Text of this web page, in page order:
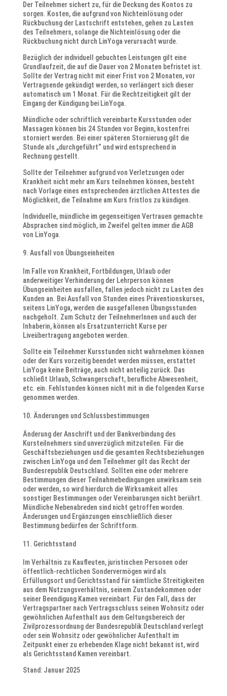
Der Teilnehmer sichert zu, für die Deckung des Kontos zu
sorgen. Kosten, die aufgrund von Nichteinlösung oder
Rückbuchung der Lastschrift entstehen, gehen zu Lasten
des Teilnehmers, solange die Nichteinlösung oder die
Rückbuchung nicht durch LinYoga verursacht wurde.
Bezüglich der individuell gebuchten Leistungen gilt eine
Grundlaufzeit, die auf die Dauer von 2 Monaten befristet ist.
Sollte der Vertrag nicht mit einer Frist von 2 Monaten, vor
Vertragsende gekündigt werden, so verlängert sich dieser
automatisch um 1 Monat. Für die Rechtzeitigkeit gilt der
Eingang der Kündigung bei LinYoga.
Mündliche oder schriftlich vereinbarte Kursstunden oder
Massagen können bis 24 Stunden vor Beginn, kostenfrei
storniert werden. Bei einer späteren Stornierung gilt die
Stunde als „durchgeführt“ und wird entsprechend in
Rechnung gestellt.
Sollte der Teilnehmer aufgrund von Verletzungen oder
Krankheit nicht mehr am Kurs teilnehmen können, besteht
nach Vorlage eines entsprechenden ärztlichen Attestes die
Möglichkeit, die Teilnahme am Kurs fristlos zu kündigen.
Individuelle, mündliche im gegenseitigen Vertrauen gemachte
Absprachen sind möglich, im Zweifel gelten immer die AGB
von LinYoga.
Ausfall von Übungseinheiten
Im Falle von Krankheit, Fortbildungen, Urlaub oder
anderweitiger Verhinderung der Lehrperson können
Übungseinheiten ausfallen, fallen jedoch nicht zu Lasten des
Kunden an. Bei Ausfall von Stunden eines Präventionskurses,
seitens LinYoga, werden die ausgefallenen Übungsstunden
nachgeholt. Zum Schutz der TeilnehmerInnen und auch der
Inhaberin, können als Ersatzunterricht Kurse per
Liveübertragung angeboten werden.
Sollte ein Teilnehmer Kursstunden nicht wahrnehmen können
oder der Kurs vorzeitig beendet werden müssen, erstattet
LinYoga keine Beiträge, auch nicht anteilig zurück. Das
schließt Urlaub, Schwangerschaft, berufliche Abwesenheit,
etc. ein. Fehlstunden können nicht mit in die folgenden Kurse
genommen werden.
Änderungen und Schlussbestimmungen
Änderung der Anschrift und der Bankverbindung des
Kursteilnehmers sind unverzüglich mitzuteilen. Für die
Geschäftsbeziehungen und die gesamten Rechtsbeziehungen
zwischen LinYoga und dem Teilnehmer gilt das Recht der
Bundesrepublik Deutschland. Sollten eine oder mehrere
Bestimmungen dieser Teilnahmebedingungen unwirksam sein
oder werden, so wird hierdurch die Wirksamkeit alles
sonstiger Bestimmungen oder Vereinbarungen nicht berührt.
Mündliche Nebenabreden sind nicht getroffen worden.
Änderungen und Ergänzungen einschließlich dieser
Bestimmung bedürfen der Schriftform.
Gerichtsstand
Im Verhältnis zu Kaufleuten, juristischen Personen oder
öffentlich-rechtlichen Sondervermögen wird als
Erfüllungsort und Gerichtsstand für sämtliche Streitigkeiten
aus dem Nutzungsverhältnis, seinem Zustandekommen oder
seiner Beendigung Kamen vereinbart. Für den Fall, dass der
Vertragspartner nach Vertragsschluss seinen Wohnsitz oder
gewöhnlichen Aufenthalt aus dem Geltungsbereich der
Zivilprozessordnung der Bundesrepublik Deutschland verlegt
oder sein Wohnsitz oder gewöhnlicher Aufenthalt im
Zeitpunkt einer zu erhebenden Klage nicht bekannt ist, wird
als Gerichtsstand Kamen vereinbart.
Stand: Januar 2025